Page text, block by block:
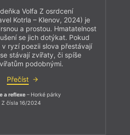
Volfa Z osrdcení
Kotrla – Klenov, 2024) je
a prostou. Hmatatelnost
se jich dotýkat. Pokud
ryzí poezii slova přestávají
stávají zvířaty, či spíše
podobnými.
Přečíst
a reflexe – Horké párky
Z čísla 16/2024